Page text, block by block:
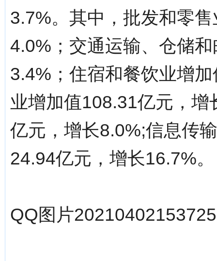
3.7%。其中，批发和零
4.0%；交通运输、仓储
3.4%；住宿和餐饮业增
业增加值108.31亿元，
亿元，增长8.0%;信息传
24.94亿元，增长16.7%。
QQ图片